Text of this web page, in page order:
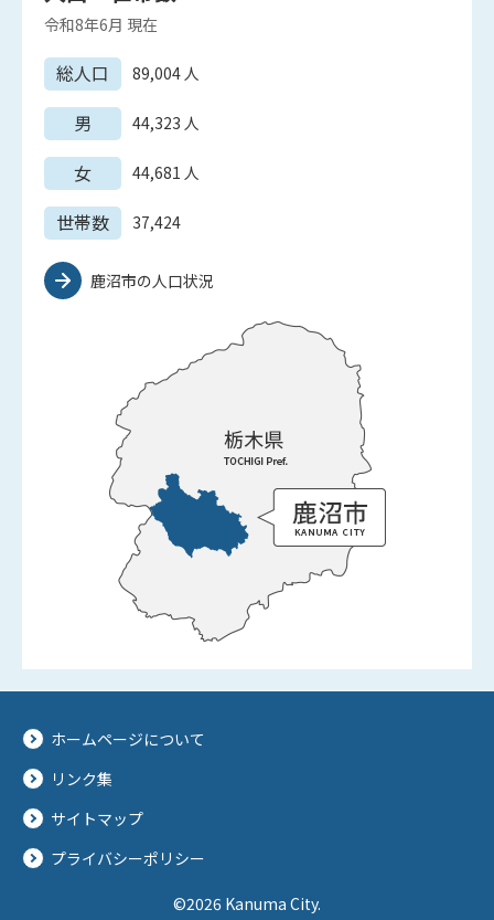
令和8年6月 現在
総人口 89,004人
男 44,323 人
女 44,681 人
世帯数 37,424
鹿沼市の人口状況
ホームページについて
リンク集
サイトマップ
プライバシーポリシー
©2026 Kanuma City.